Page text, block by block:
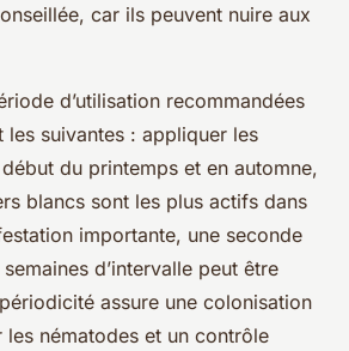
car ils peuvent nuire aux
d’utilisation recommandées
les suivantes : appliquer les
du printemps et en automne,
blancs sont les plus actifs dans
importante, une seconde
d’intervalle peut être
assure une colonisation
nématodes et un contrôle